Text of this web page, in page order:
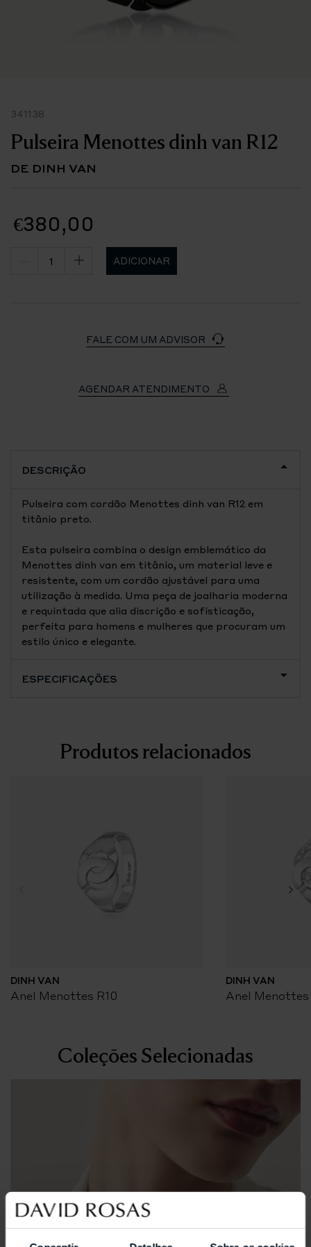
341138
Pulseira Menottes dinh van R12
DE DINH VAN
€380,00
ADICIONAR
FALE COM UM ADVISOR
AGENDAR ATENDIMENTO
DESCRIÇÃO
Pulseira com cordão Menottes dinh van R12 em
titânio preto.
Esta pulseira combina o design emblemático da
Menottes dinh van em titânio, um material leve e
resistente, com um cordão ajustável para uma
utilização à medida. Uma peça de joalharia moderna
e requintada que alia discrição e sofisticação,
perfeita para homens e mulheres que procuram um
estilo único e elegante.
ESPECIFICAÇÕES
Produtos relacionados
DINH VAN
Anel Menottes R10
DINH VAN
Anel Menottes
Coleções Selecionadas